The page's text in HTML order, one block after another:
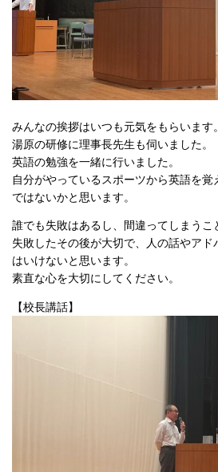
みんなの挨拶はいつも元気をもらいます。
湯原の研修に理事長先生も伺いました。
英語の勉強を一緒に行いました。
自分がやっているスポーツから英語を
ではないかと思います。
誰でも失敗はあるし、間違ってしまうこ
失敗したその後が大切で、人の話やア
はいけないと思います。
素直な心を大切にしてください。
【校長講話】